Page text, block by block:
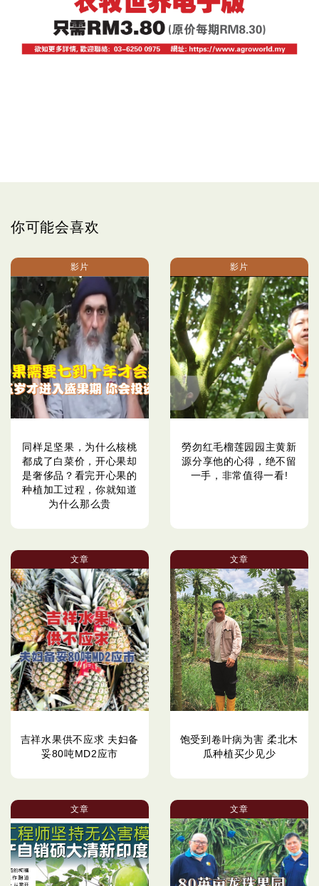
你可能会喜欢
影片
同样足坚果，为什么核桃
都成了白菜价，开心果却
是奢侈品？看完开心果的
种植加工过程，你就知道
为什么那么贵
影片
勞勿红毛榴莲园园主黄新
源分享他的心得，绝不留
一手，非常值得一看!
文章
吉祥水果供不应求 夫妇备
妥80吨MD2应市
文章
饱受到卷叶病为害 柔北木
瓜种植买少见少
文章 文章